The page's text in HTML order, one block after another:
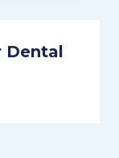
Dental